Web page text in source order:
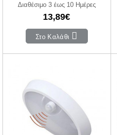
Διαθέσιμο 3 έως 10 Ημέρες
13,89€
Στο Καλάθι